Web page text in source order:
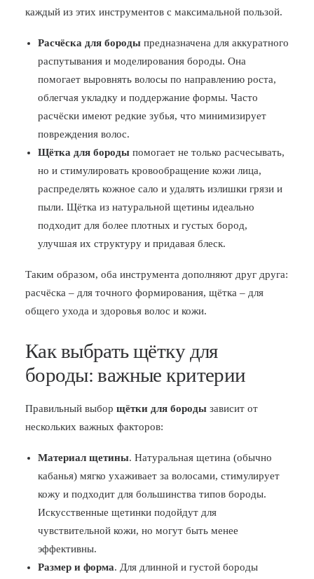
каждый из этих инструментов с максимальной пользой.
Расчёска для бороды предназначена для аккуратного
распутывания и моделирования бороды. Она
помогает выровнять волосы по направлению роста,
облегчая укладку и поддержание формы. Часто
расчёски имеют редкие зубья, что минимизирует
повреждения волос.
Щётка для бороды помогает не только расчесывать,
но и стимулировать кровообращение кожи лица,
распределять кожное сало и удалять излишки грязи и
пыли. Щётка из натуральной щетины идеально
подходит для более плотных и густых бород,
улучшая их структуру и придавая блеск.
Таким образом, оба инструмента дополняют друг друга:
расчёска – для точного формирования, щётка – для
общего ухода и здоровья волос и кожи.
Как выбрать щётку для
бороды: важные критерии
Правильный выбор щётки для бороды зависит от
нескольких важных факторов:
Материал щетины. Натуральная щетина (обычно
кабанья) мягко ухаживает за волосами, стимулирует
кожу и подходит для большинства типов бороды.
Искусственные щетинки подойдут для
чувствительной кожи, но могут быть менее
эффективны.
Размер и форма. Для длинной и густой бороды